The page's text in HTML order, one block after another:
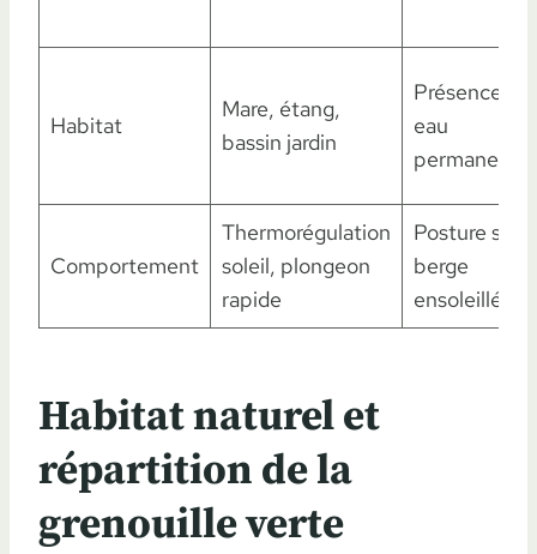
Habitat
Mare, étang,
bassin jardin
Présence
eau
permanente
Comportement
Thermorégulation
soleil, plongeon
rapide
Posture sur
berge
ensoleillée
Habitat naturel et
répartition de la
grenouille verte